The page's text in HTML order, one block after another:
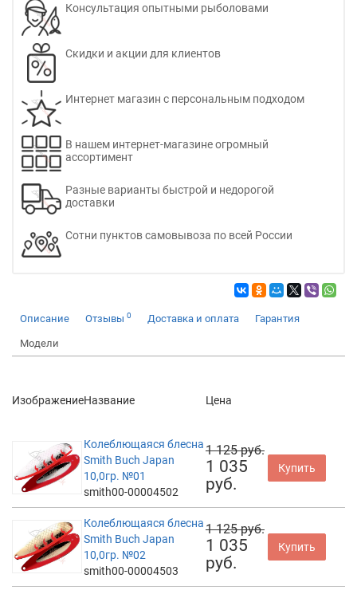
Консультация опытными рыболовами
Скидки и акции для клиентов
Интернет магазин с персональным подходом
В нашем интернет-магазине огромный
ассортимент
Разные варианты быстрой и недорогой
доставки
Сотни пунктов самовывоза по всей России
Описание Отзывы 0 Доставка и оплата Гарантия
Модели
ИзображениеНазвание Цена
Колеблющаяся блесна
Smith Buch Japan
10,0гр. №01
smith00-00004502
1 125 руб.
1 035
руб.
Купить
Колеблющаяся блесна
Smith Buch Japan
10,0гр. №02
smith00-00004503
1 125 руб.
1 035
руб.
Купить